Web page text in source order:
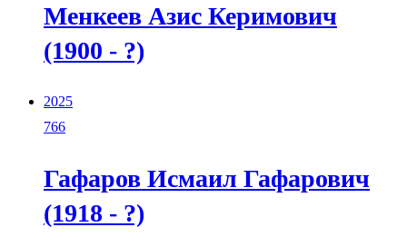
Менкеев Азис Керимович
(1900 - ?)
2025
766
Гафаров Исмаил Гафарович
(1918 - ?)